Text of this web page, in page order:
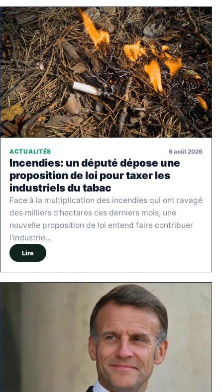
ACTUALITÉS 6 août 2026
Incendies: un député dépose une
proposition de loi pour taxer les
industriels du tabac
Face à la multiplication des incendies qui ont ravagé
des milliers d'hectares ces derniers mois, une
nouvelle proposition de loi entend faire contribuer
l'industrie…
Lire